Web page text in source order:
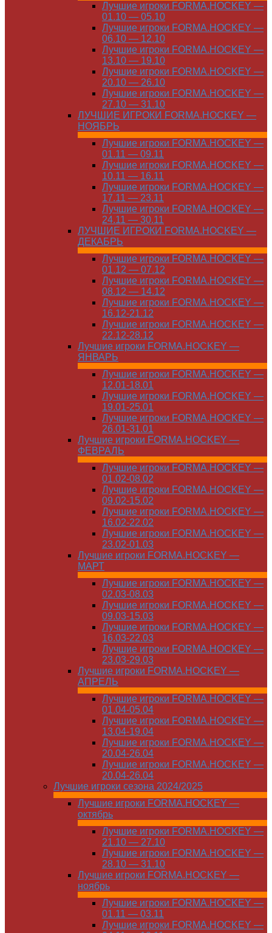
Лучшие игроки FORMA.HOCKEY —
01.10 — 05.10
Лучшие игроки FORMA.HOCKEY —
06.10 — 12.10
Лучшие игроки FORMA.HOCKEY —
13.10 — 19.10
Лучшие игроки FORMA.HOCKEY —
20.10 — 26.10
Лучшие игроки FORMA.HOCKEY —
27.10 — 31.10
ЛУЧШИЕ ИГРОКИ FORMA.HOCKEY —
НОЯБРЬ
Лучшие игроки FORMA.HOCKEY —
01.11 — 09.11
Лучшие игроки FORMA.HOCKEY —
10.11 — 16.11
Лучшие игроки FORMA.HOCKEY —
17.11 — 23.11
Лучшие игроки FORMA.HOCKEY —
24.11 — 30.11
ЛУЧШИЕ ИГРОКИ FORMA.HOCKEY —
ДЕКАБРЬ
Лучшие игроки FORMA.HOCKEY —
01.12 — 07.12
Лучшие игроки FORMA.HOCKEY —
08.12 — 14.12
Лучшие игроки FORMA.HOCKEY —
16.12-21.12
Лучшие игроки FORMA.HOCKEY —
22.12-28.12
Лучшие игроки FORMA.HOCKEY —
ЯНВАРЬ
Лучшие игроки FORMA.HOCKEY —
12.01-18.01
Лучшие игроки FORMA.HOCKEY —
19.01-25.01
Лучшие игроки FORMA.HOCKEY —
26.01-31.01
Лучшие игроки FORMA.HOCKEY —
ФЕВРАЛЬ
Лучшие игроки FORMA.HOCKEY —
01.02-08.02
Лучшие игроки FORMA.HOCKEY —
09.02-15.02
Лучшие игроки FORMA.HOCKEY —
16.02-22.02
Лучшие игроки FORMA.HOCKEY —
23.02-01.03
Лучшие игроки FORMA.HOCKEY —
МАРТ
Лучшие игроки FORMA.HOCKEY —
02.03-08.03
Лучшие игроки FORMA.HOCKEY —
09.03-15.03
Лучшие игроки FORMA.HOCKEY —
16.03-22.03
Лучшие игроки FORMA.HOCKEY —
23.03-29.03
Лучшие игроки FORMA.HOCKEY —
АПРЕЛЬ
Лучшие игроки FORMA.HOCKEY —
01.04-05.04
Лучшие игроки FORMA.HOCKEY —
13.04-19.04
Лучшие игроки FORMA.HOCKEY —
20.04-26.04
Лучшие игроки FORMA.HOCKEY —
20.04-26.04
Лучшие игроки сезона 2024/2025
Лучшие игроки FORMA.HOCKEY —
октябрь
Лучшие игроки FORMA.HOCKEY —
21.10 — 27.10
Лучшие игроки FORMA.HOCKEY —
28.10 — 31.10
Лучшие игроки FORMA.HOCKEY —
ноябрь
Лучшие игроки FORMA.HOCKEY —
01.11 — 03.11
Лучшие игроки FORMA.HOCKEY —